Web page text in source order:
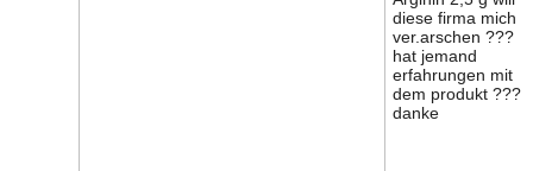
diese firma mich
ver.arschen ???
hat jemand
erfahrungen mit
dem produkt ???
danke